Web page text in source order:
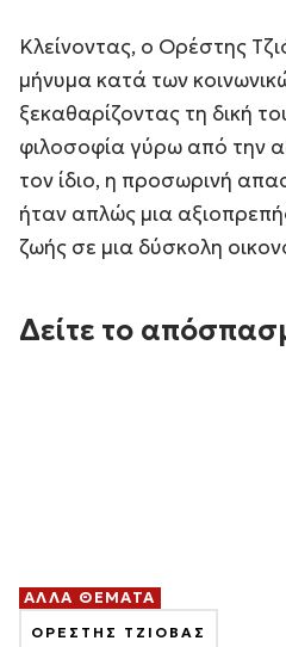
Κλείνοντας, ο Ορέστης
μήνυμα κατά των
ξεκαθαρίζοντας τη δική
φιλοσοφία γύρω από την
τον ίδιο, η προσωρινή
ήταν απλώς μια
ζωής σε μια δύσκολη
Δείτε το
ΑΛΛΑ ΘΕΜΑΤΑ
ΟΡΕΣΤΗΣ ΤΖΙΟΒΑΣ